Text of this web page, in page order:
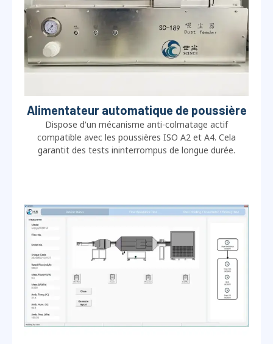
Alimentateur automatique de poussière
Dispose d'un mécanisme anti-colmatage actif
compatible avec les poussières ISO A2 et A4. Cela
garantit des tests ininterrompus de longue durée.